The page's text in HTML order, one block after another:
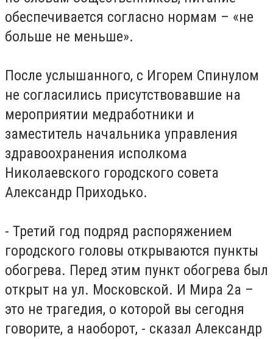
обеспечивается согласно нормам – «не
больше не меньше».
После услышанного, с Игорем Спинулом
не согласились присутствовавшие на
мероприятии медработники и
заместитель начальника управления
здравоохранения исполкома
Николаевского городского совета
Александр Приходько.
- Третий год подряд распоряжением
городского головы открываются пункты
обогрева. Перед этим пункт обогрева был
открыт на ул. Московской. И Мира 2а –
это не трагедия, о которой вы сегодня
говорите, а наоборот, - сказал Александр